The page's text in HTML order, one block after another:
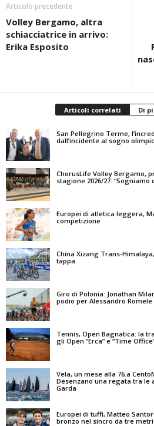
Articolo precedente
Volley Bergamo, altra
schiacciatrice in arrivo:
Erika Esposito
Articoli correlati Di
San Pellegrino Terme,
dall’incidente al sogno
ChorusLife Volley Bergamo,
stagione 2026/27: “Sogniamo
Europei di atletica leggera,
competizione
China Xizang Trans-
tappa
Giro di Polonia: Jonathan
podio per Alessandro Romele
Tennis, Open Bagnatica: la
gli Open “Erca” e “Time
Vela, un mese alla 76.a
Desenzano una regata tra le
Garda
Europei di tuffi, Matteo
bronzo nel sincro da tre metri